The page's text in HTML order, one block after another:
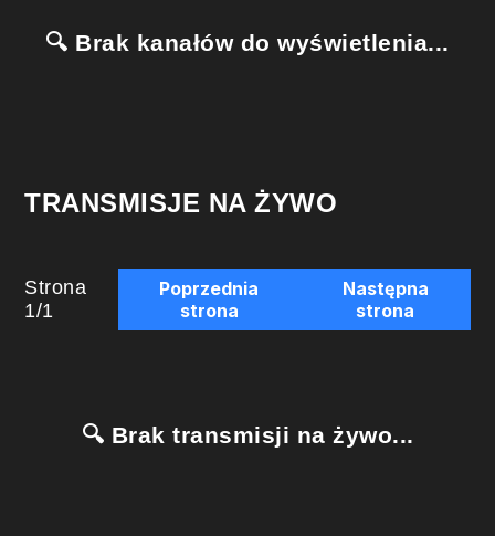
🔍 Brak kanałów do wyświetlenia...
TRANSMISJE NA ŻYWO
Strona
1/1
Poprzednia
strona
Następna
strona
🔍 Brak transmisji na żywo...